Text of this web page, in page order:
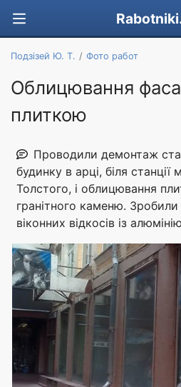
Подзізей Ю. Т. Фото работ
Облицювання
плиткою
Проводили демонтаж
будинку в арці, біля
Толстого, і облицювання
гранітного каменю.
віконних відкосів із